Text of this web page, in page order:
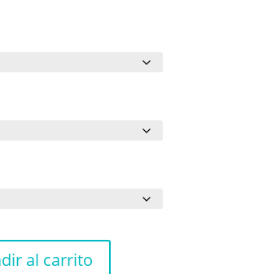
al carrito